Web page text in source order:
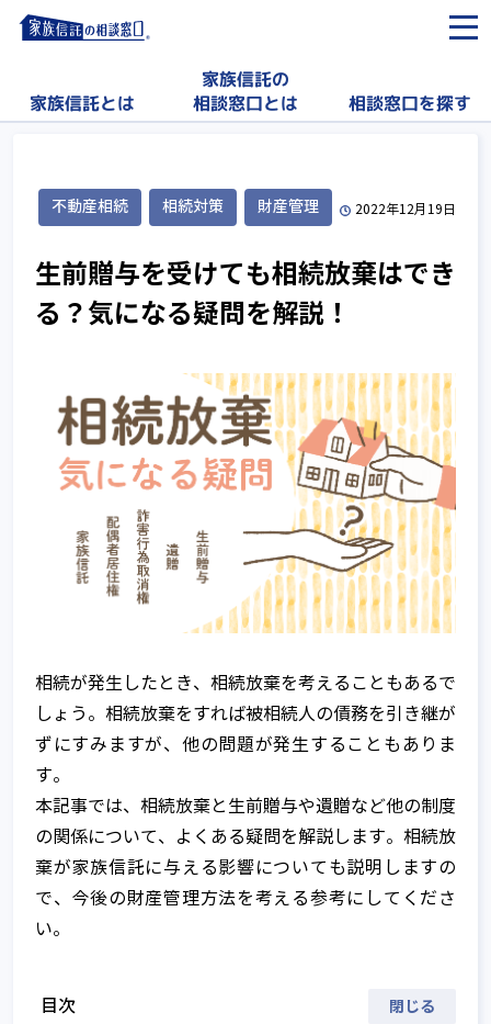
家族信託とは
家族信託の
相談窓口とは 相談窓口を探す
不動産相続 相続対策 財産管理 2022年12月19日
生前贈与を受けても相続放棄はでき
る？気になる疑問を解説！
相続が発生したとき、相続放棄を考えることもあるで
しょう。相続放棄をすれば被相続人の債務を引き継が
ずにすみますが、他の問題が発生することもありま
す。
本記事では、相続放棄と生前贈与や遺贈など他の制度
の関係について、よくある疑問を解説します。相続放
棄が家族信託に与える影響についても説明しますの
で、今後の財産管理方法を考える参考にしてくださ
い。
目次